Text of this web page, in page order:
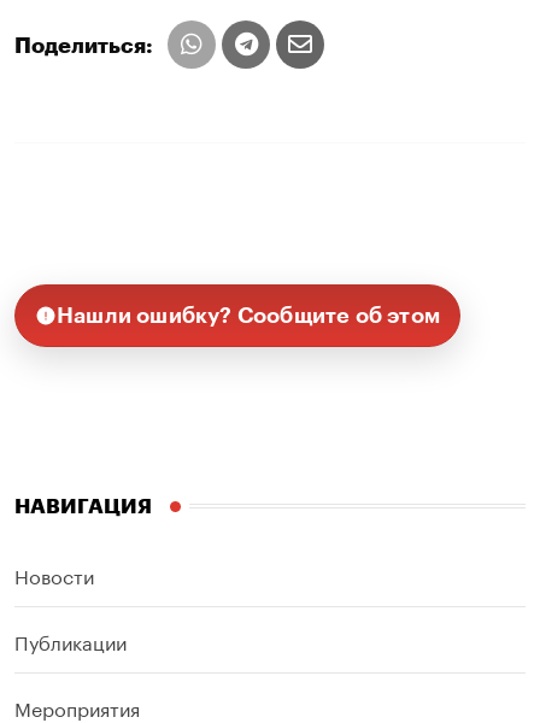
Поделиться:
Нашли ошибку? Сообщите об этом
НАВИГАЦИЯ
Новости
Публикации
Мероприятия